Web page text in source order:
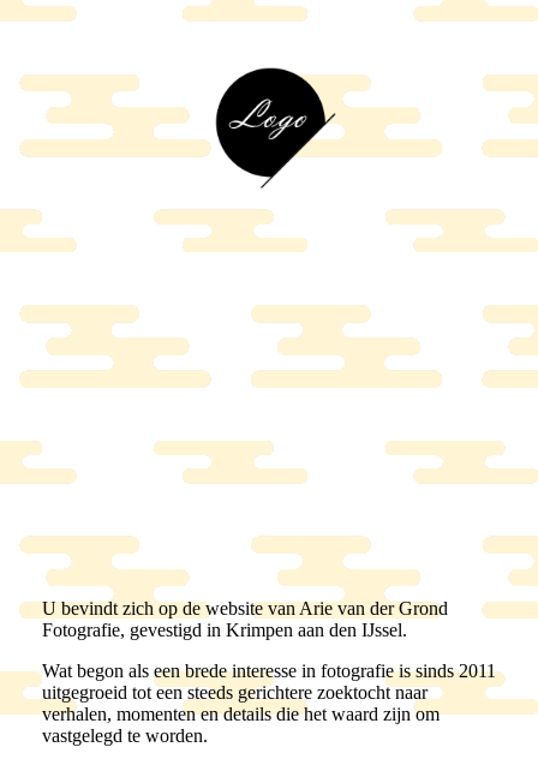
U bevindt zich op de website van Arie van der Grond
Fotografie, gevestigd in Krimpen aan den IJssel.
Wat begon als een brede interesse in fotografie is sinds 2011
uitgegroeid tot een steeds gerichtere zoektocht naar
verhalen, momenten en details die het waard zijn om
vastgelegd te worden.